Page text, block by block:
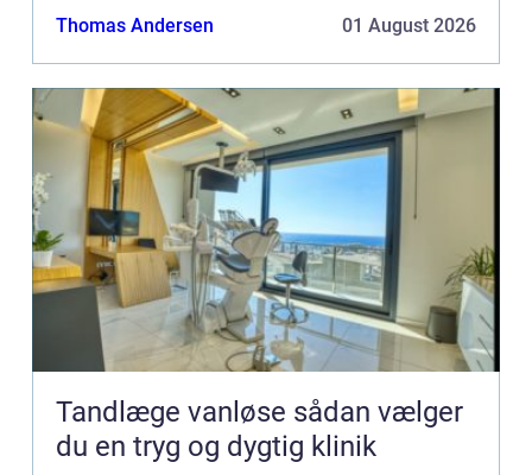
stund med familie og venner. Af streaming sider
Thomas Andersen 01 August 2026
Tandlæge vanløse sådan vælger
du en tryg og dygtig klinik